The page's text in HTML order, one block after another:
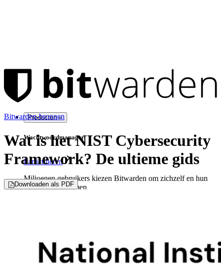
Producten
Wachtwoordmanager
Particulieren
Miljoenen gebruikers kiezen Bitwarden om zichzelf en hun
gezin te beschermen
Talloze bedrijven en enterprises kiezen Bitwarden om hun
Bitwarden-bronnen
Wat is het NIST Cybersecurity
Framework? De ultieme gids
Downloaden als PDF